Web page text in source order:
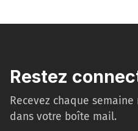
Restez
Recevez chaque
dans votre boîte mail.